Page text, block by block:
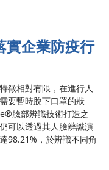
實企業防疫行
徵相對有限，在進行人
要暫時脫下口罩的狀
臉部辨識技術打造之
可以透過其人臉辨識演
98.21%，於辨識不同角